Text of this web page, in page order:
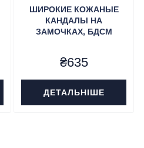
ШИРОКИЕ КОЖАНЫЕ
КАНДАЛЫ НА
ЗАМОЧКАХ, БДСМ
₴635
ДЕТАЛЬНІШЕ